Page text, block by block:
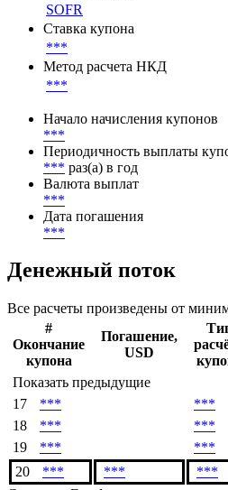
SOFR
Ставка купона
***
Метод расчета НКД
***
Начало начисления купонов
***
Периодичность выплаты
*** раз(а) в год
Валюта выплат
***
Дата погашения
***
Денежный поток
Все расчеты произведены от
#
Окончание
купона
Погашение,
USD
Показать предыдущие
17
*** ***
18
*** ***
19
*** ***
20
*** *** ***